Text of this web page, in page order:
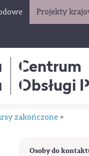
Projekty
Centrum
Obsługi
zakończone »
Osoby do